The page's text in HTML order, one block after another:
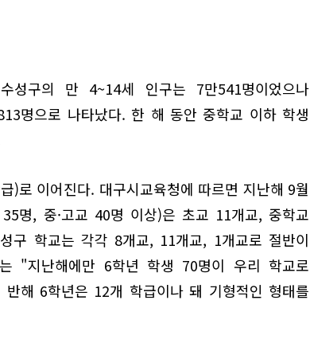
성구의 만 4~14세 인구는 7만541명이었으나
명으로 나타났다. 한 해 동안 중학교 이하 학생
)로 이어진다. 대구시교육청에 따르면 지난해 9월
명, 중·고교 40명 이상)은 초교 11개교, 중학교
구 학교는 각각 8개교, 11개교, 1개교로 절반이
"지난해에만 6학년 학생 70명이 우리 학교로
해 6학년은 12개 학급이나 돼 기형적인 형태를